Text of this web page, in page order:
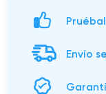
Envío